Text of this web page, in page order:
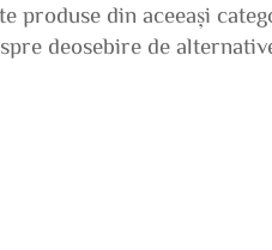
produse din aceeași
deosebire de